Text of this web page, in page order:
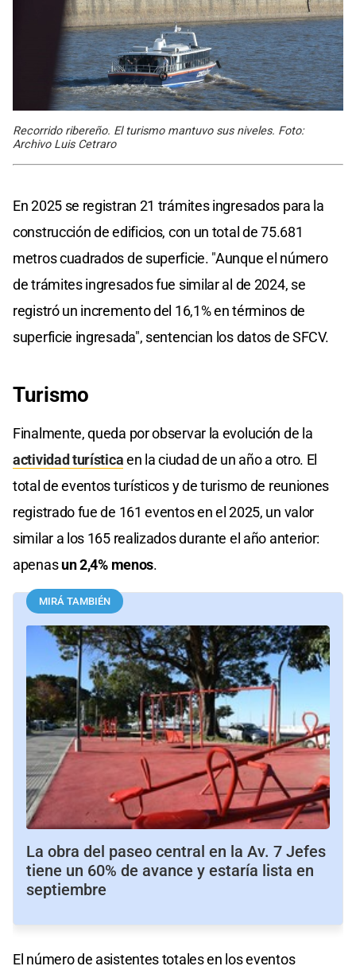
Recorrido ribereño. El turismo mantuvo sus niveles. Foto:
Archivo Luis Cetraro
En 2025 se registran 21 trámites ingresados para la
construcción de edificios, con un total de 75.681
metros cuadrados de superficie. "Aunque el número
de trámites ingresados fue similar al de 2024, se
registró un incremento del 16,1% en términos de
superficie ingresada", sentencian los datos de SFCV.
Turismo
Finalmente, queda por observar la evolución de la
actividad turísticaen la ciudad de un año a otro. El
total de eventos turísticos y de turismo de reuniones
registrado fue de 161 eventos en el 2025, un valor
similar a los 165 realizados durante el año anterior:
apenasun 2,4% menos.
MIRÁ TAMBIÉN
La obra del paseo central en la Av. 7 Jefes
tiene un 60% de avance y estaría lista en
septiembre
El número de asistentes totales en los eventos